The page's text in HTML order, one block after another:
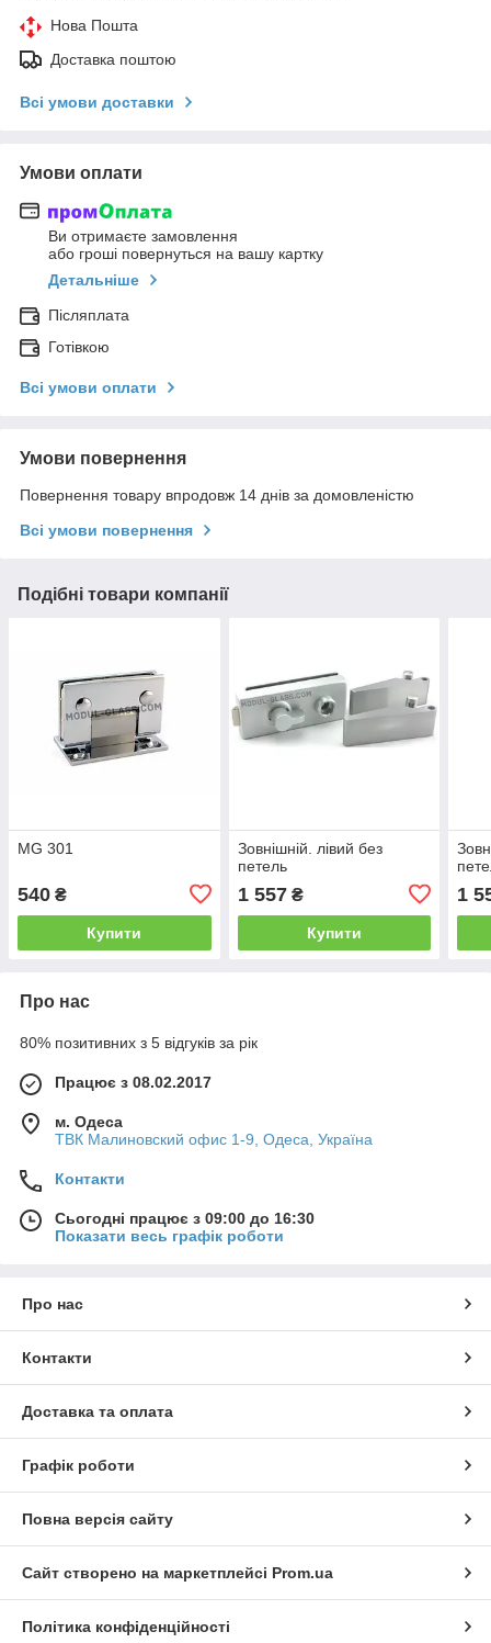
Нова Пошта
Доставка поштою
Всі умови доставки
Умови оплати
Ви отримаєте замовлення
або гроші повернуться на вашу картку
Детальніше
Післяплата
Готівкою
Всі умови оплати
Умови повернення
Повернення товару впродовж 14 днів за домовленістю
Всі умови повернення
Подібні товари компанії
MG 301
540 ₴
Купити
Зовнішній. лівий без
петель
1 557₴
Купити
1
Про нас
80% позитивних з 5 відгуків за рік
Працює з 08.02.2017
м. Одеса
ТВК Малиновский офис 1-9, Одеса, Україна
Контакти
Сьогодні працює з 09:00 до 16:30
Показати весь графік роботи
Про нас
Контакти
Доставка та оплата
Графік роботи
Повна версія сайту
Сайт створено на маркетплейсі Prom.ua
Політика конфіденційності